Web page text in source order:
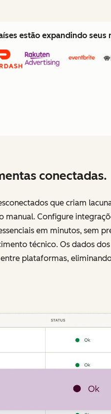
estão expandindo seus
conectadas.
que criam
manual. Configure
em minutos, sem
técnico. Os dados dos
plataformas,